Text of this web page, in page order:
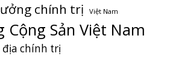
chính trị Việt Nam
Cộng Sản Việt Nam
địa chính trị